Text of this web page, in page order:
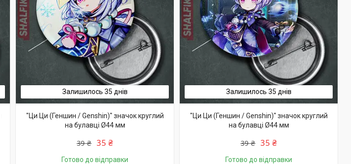
Залишилось 35 днів
"Ци Ци (Геншин / Genshin)" значок круглий
на булавці Ø44 мм
39 ₴ 35 ₴
Готово до відправки
Залишилось 35 днів
"Ци Ци (Геншин / Genshin)" значок круглий
на булавці Ø44 мм
39 ₴ 35 ₴
Готово до відправки